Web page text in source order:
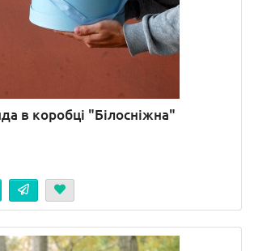
в коробці "Білосніжна"